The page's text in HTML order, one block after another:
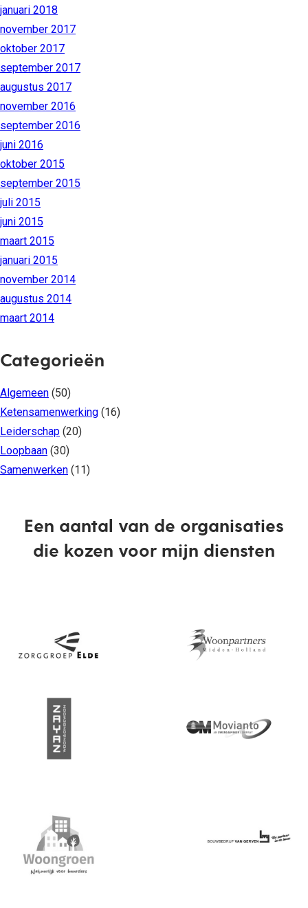
januari 2018
november 2017
oktober 2017
september 2017
augustus 2017
november 2016
september 2016
juni 2016
oktober 2015
september 2015
juli 2015
juni 2015
maart 2015
januari 2015
november 2014
augustus 2014
maart 2014
Categorieën
Algemeen (50)
Ketensamenwerking (16)
Leiderschap (20)
Loopbaan (30)
Samenwerken (11)
Een aantal van de organisaties
die kozen voor mijn diensten